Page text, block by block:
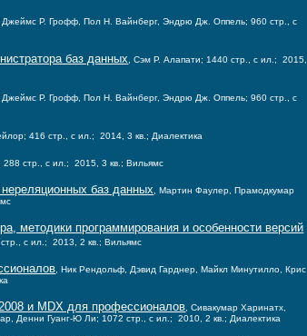
, Джеймс Р. Грофф, Пол Н. Вайнберг, Эндрю Дж. Оппель; 960 стр., с
баз данных
, Сэм Р. Алапати; 1440 стр., с ил.; 2015,
, Джеймс Р. Грофф, Пол Н. Вайнберг, Эндрю Дж. Оппель; 960 стр., с
416 стр., с ил.; 2014, 3 кв.; Диалектика
288 стр., с ил.; 2015, 3 кв.; Вильямс
баз данных
, Мартин Фаулер, Прамодкумар
методики программирования и особенности версий
стр., с ил.; 2013, 2 кв.; Вильямс
, Ник Рендольф, Дэвид Гарднер, Майкл Минутилло, Крис
и MDX для профессионалов , Сивакумар Харинатх,
Денни Гуанг-Ю Ли; 1072 стр., с ил.; 2010, 2 кв.; Диалектика